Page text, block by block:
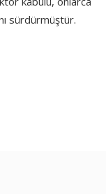
sürdürmüştür.